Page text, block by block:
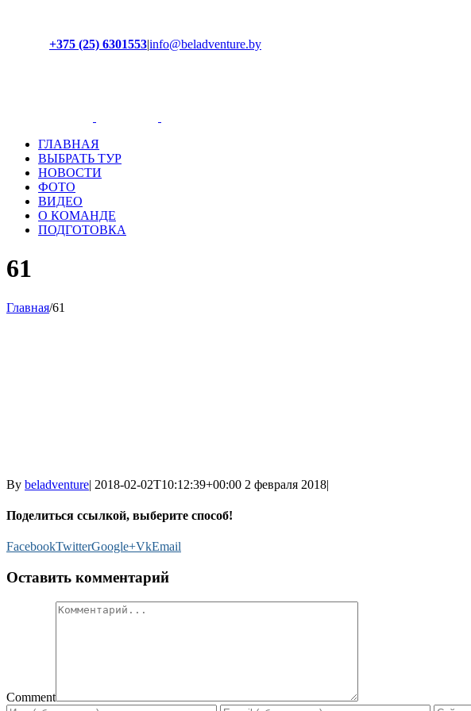
+375 (25) 6301553|info@beladventure.by
ГЛАВНАЯ
ВЫБРАТЬ ТУР
НОВОСТИ
ФОТО
ВИДЕО
О КОМАНДЕ
ПОДГОТОВКА
61
Главная/61
By beladventure| 2018-02-02T10:12:39+00:00 2 февраля 2018|
Поделиться ссылкой, выберите способ!
FacebookTwitterGoogle+VkEmail
Оставить комментарий
Comment